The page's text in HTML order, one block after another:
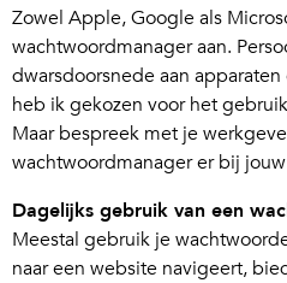
Zowel Apple, Google als
wachtwoordmanager aan.
dwarsdoorsnede aan
heb ik gekozen voor het
Maar bespreek met je
wachtwoordmanager er bij
Dagelijks gebruik van een
Meestal gebruik je
naar een website navigeert,